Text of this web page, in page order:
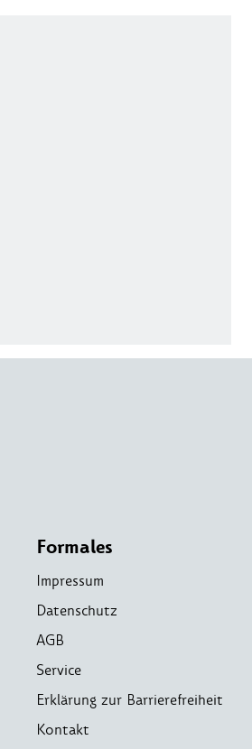
Formales
Impressum
Datenschutz
AGB
Service
Erklärung zur Barrierefreiheit
Kontakt